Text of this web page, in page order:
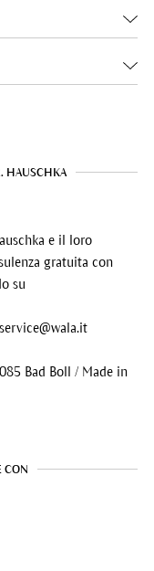
HAUSCHKA
e il loro
gratuita con
su
Bad Boll / Made in
CON